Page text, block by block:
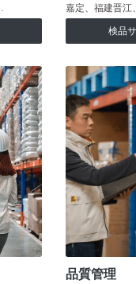
嘉定、福建晋江
検品
品質管理